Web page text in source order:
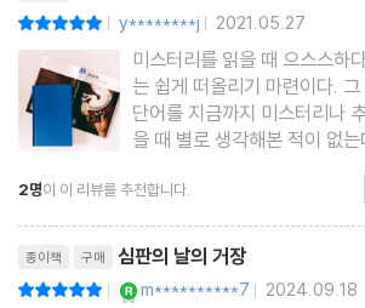
| y********j | 2021.05.27
미스터리를 읽을 때 으스스하
는 쉽게 떠올리기 마련이다.
단어를 지금까지 미스터리나
을 때 별로 생각해본 적이 없는
은 책의 첫 페이지부터 마지
오싹하다'는 말을 떠올리게 했
에 읽었음에도
2명이 이 리뷰를 추천합니다.
종이책 구매 심판의 날의 거장
| m**********7 | 2024.09.18